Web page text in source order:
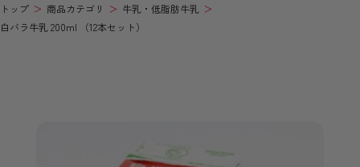
トップ 商品カテゴリ
牛乳・低脂肪牛乳
白バラ牛乳 200ml （12本セット）